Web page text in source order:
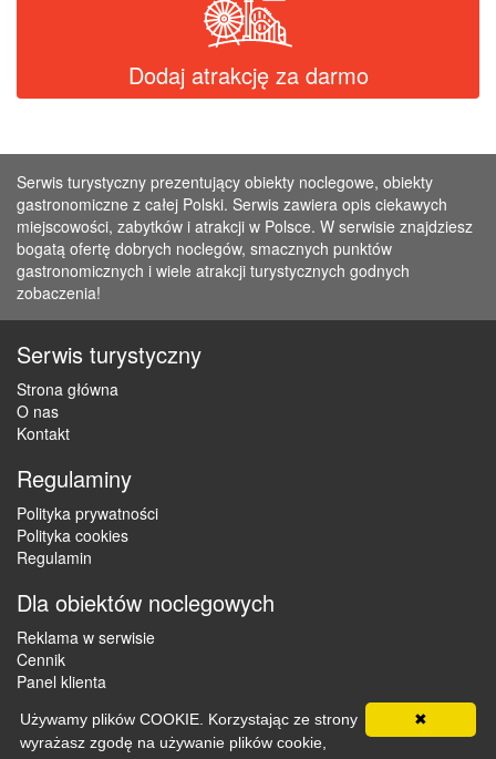
Dodaj atrakcję za darmo
Serwis turystyczny prezentujący obiekty noclegowe, obiekty
gastronomiczne z całej Polski. Serwis zawiera opis ciekawych
miejscowości, zabytków i atrakcji w Polsce. W serwisie znajdziesz
bogatą ofertę dobrych noclegów, smacznych punktów
gastronomicznych i wiele atrakcji turystycznych godnych
zobaczenia!
Serwis turystyczny
Strona główna
O nas
Kontakt
Regulaminy
Polityka prywatności
Polityka cookies
Regulamin
Dla obiektów noclegowych
Reklama w serwisie
Cennik
Panel klienta
Copyright © 2012 - 2026 ZaklepNocleg.pl. Wszystkie prawa
✖
Używamy plików COOKIE. Korzystając ze strony
wyrażasz zgodę na używanie plików cookie,